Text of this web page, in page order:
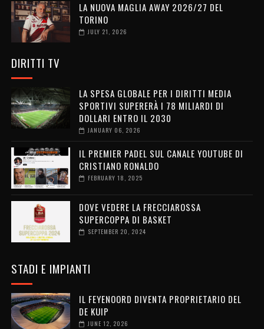
LA NUOVA MAGLIA AWAY 2026/27 DEL
TORINO
JULY 21, 2026
DIRITTI TV
LA SPESA GLOBALE PER I DIRITTI MEDIA
SPORTIVI SUPERERÀ I 78 MILIARDI DI
DOLLARI ENTRO IL 2030
JANUARY 06, 2026
IL PREMIER PADEL SUL CANALE YOUTUBE DI
CRISTIANO RONALDO
FEBRUARY 18, 2025
DOVE VEDERE LA FRECCIAROSSA
SUPERCOPPA DI BASKET
SEPTEMBER 20, 2024
STADI E IMPIANTI
IL FEYENOORD DIVENTA PROPRIETARIO DEL
DE KUIP
JUNE 12, 2026